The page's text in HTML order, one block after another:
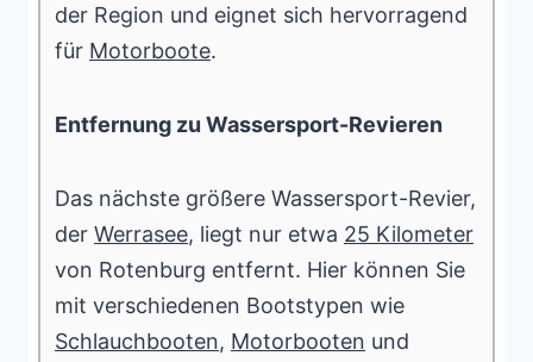
der Region und eignet sich hervorragend
für Motorboote.
Entfernung zu Wassersport-Revieren
Das nächste größere Wassersport-Revier,
der Werrasee, liegt nur etwa 25 Kilometer
von Rotenburg entfernt. Hier können Sie
mit verschiedenen Bootstypen wie
Schlauchbooten, Motorbooten und